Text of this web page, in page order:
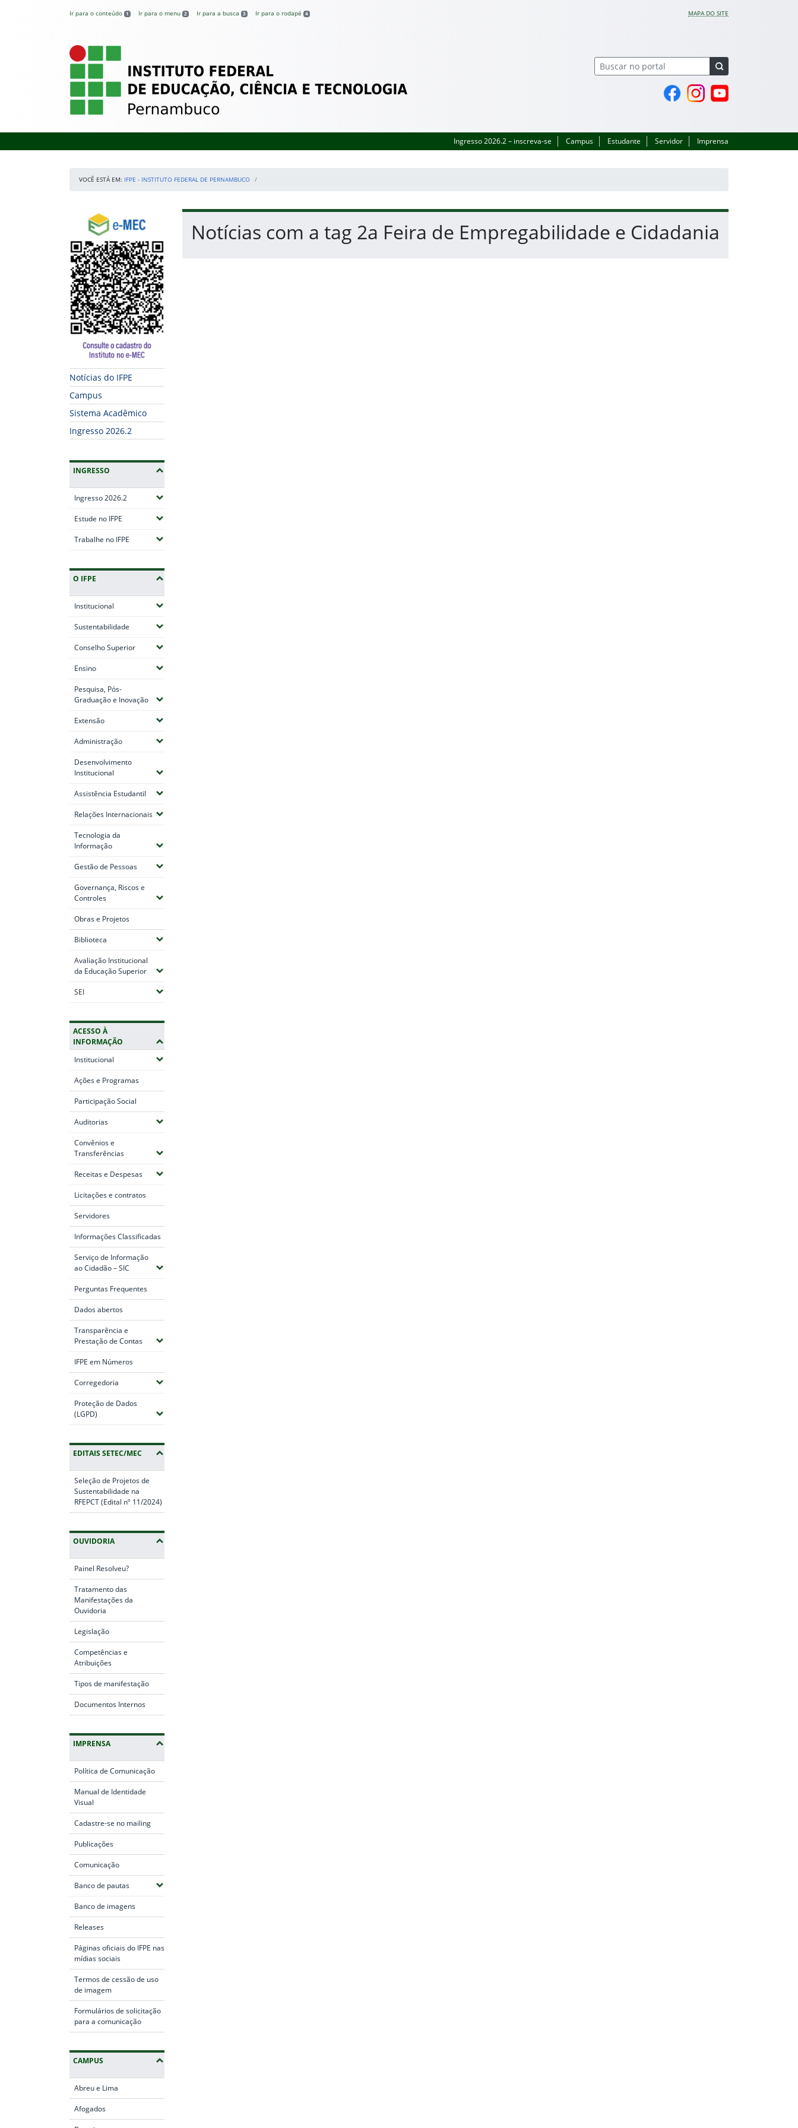
Ir para o conteúdo 1 Ir para o menu 2 Ir para a busca 3 Ir para o rodapé 4 MAPA DO SITE
IFPE – Instituto Federal de Pernambuco
Página do Facebook
Perfil no Instagram
Canal no YouTube
Ingresso 2026.2 – inscreva-se Campus Estudante Servidor Imprensa
VOCÊ ESTÁ EM: IFPE - INSTITUTO FEDERAL DE PERNAMBUCO
Início da navegação
Consulte o cadastro do Instituto no e-MEC
Notícias do IFPE
Campus
Sistema Acadêmico
Ingresso 2026.2
INGRESSO
Ingresso 2026.2 (Expandir submenus)
Estude no IFPE (Expandir submenus)
Trabalhe no IFPE (Expandir submenus)
O IFPE
Institucional (Expandir submenus)
Sustentabilidade (Expandir submenus)
Conselho Superior(Expandir submenus)
Ensino(Expandir submenus)
Pesquisa, Pós-
Graduação e Inovação(Expandir submenus)
Extensão(Expandir submenus)
Administração(Expandir submenus)
Desenvolvimento
Institucional (Expandir submenus)
Assistência Estudantil (Expandir submenus)
Relações Internacionais(Expandir submenus)
Tecnologia da
Informação(Expandir submenus)
Gestão de Pessoas(Expandir submenus)
Governança, Riscos e
Controles(Expandir submenus)
Obras e Projetos
Biblioteca (Expandir submenus)
Avaliação Institucional
da Educação Superior(Expandir submenus)
SEI(Expandir submenus)
ACESSO À
INFORMAÇÃO
Institucional (Expandir submenus)
Ações e Programas
Participação Social
Auditorias(Expandir submenus)
Convênios e
Transferências(Expandir submenus)
Receitas e Despesas(Expandir submenus)
Licitações e contratos
Servidores
Informações Classificadas
Serviço de Informação
ao Cidadão – SIC (Expandir submenus)
Perguntas Frequentes
Dados abertos
Transparência e
Prestação de Contas(Expandir submenus)
IFPE em Números
Corregedoria (Expandir submenus)
Proteção de Dados
(LGPD) (Expandir submenus)
EDITAIS SETEC/MEC
Seleção de Projetos de
Sustentabilidade na
RFEPCT (Edital nº 11/2024)
OUVIDORIA
Painel Resolveu?
Tratamento das
Manifestações da
Ouvidoria
Legislação
Competências e
Atribuições
Tipos de manifestação
Documentos Internos
IMPRENSA
Política de Comunicação
Manual de Identidade
Visual
Cadastre-se no mailing
Publicações
Comunicação
Banco de pautas(Expandir submenus)
Banco de imagens
Releases
Páginas oficiais do IFPE nas
mídias sociais
Termos de cessão de uso
de imagem
Formulários de solicitação
para a comunicação
CAMPUS
Abreu e Lima
Afogados
Início do conteúdo
Notícias com a tag 2a Feira de Empregabilidade e Cidadania